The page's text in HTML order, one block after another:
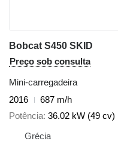
Bobcat S450 SKID
Preço sob consulta
Mini-carregadeira
2016
687 m/h
Potência 36.02 kW (49 cv)
Grécia